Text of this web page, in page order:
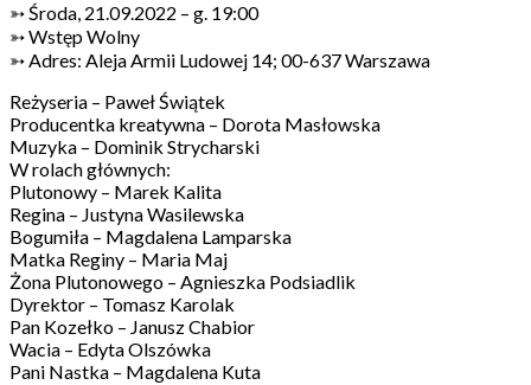
➳ Środa, 21.09.2022 – g. 19:00
➳ Wstęp Wolny
➳ Adres: Aleja Armii Ludowej 14; 00-637 Warszawa
Reżyseria – Paweł Świątek
Producentka kreatywna – Dorota Masłowska
Muzyka – Dominik Strycharski
W rolach głównych:
Plutonowy – Marek Kalita
Regina – Justyna Wasilewska
Bogumiła – Magdalena Lamparska
Matka Reginy – Maria Maj
Żona Plutonowego – Agnieszka Podsiadlik
Dyrektor – Tomasz Karolak
Pan Kozełko – Janusz Chabior
Wacia – Edyta Olszówka
Pani Nastka – Magdalena Kuta